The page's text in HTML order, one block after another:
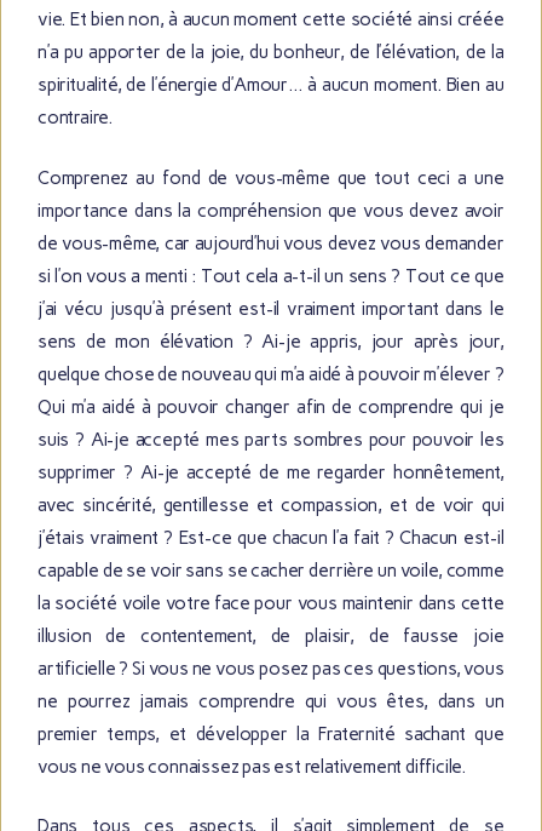
vie. Et bien non, à aucun moment cette société ainsi créée
n’a pu apporter de la joie, du bonheur, de l’élévation, de la
spiritualité, de l’énergie d’Amour… à aucun moment. Bien au
contraire.
Comprenez au fond de vous-même que tout ceci a une
importance dans la compréhension que vous devez avoir
de vous-même, car aujourd’hui vous devez vous demander
si l’on vous a menti : Tout cela a-t-il un sens ? Tout ce que
j’ai vécu jusqu’à présent est-il vraiment important dans le
sens de mon élévation ? Ai-je appris, jour après jour,
quelque chose de nouveau qui m’a aidé à pouvoir m’élever ?
Qui m’a aidé à pouvoir changer afin de comprendre qui je
suis ? Ai-je accepté mes parts sombres pour pouvoir les
supprimer ? Ai-je accepté de me regarder honnêtement,
avec sincérité, gentillesse et compassion, et de voir qui
j’étais vraiment ? Est-ce que chacun l’a fait ? Chacun est-il
capable de se voir sans se cacher derrière un voile, comme
la société voile votre face pour vous maintenir dans cette
illusion de contentement, de plaisir, de fausse joie
artificielle ? Si vous ne vous posez pas ces questions, vous
ne pourrez jamais comprendre qui vous êtes, dans un
premier temps, et développer la Fraternité sachant que
vous ne vous connaissez pas est relativement difficile.
Dans tous ces aspects, il s’agit simplement de se